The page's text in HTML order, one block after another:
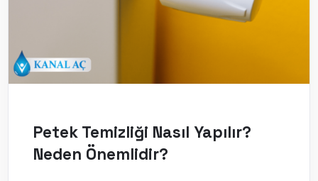
Petek Temizliği Nasıl Yapılır?
Neden Önemlidir?